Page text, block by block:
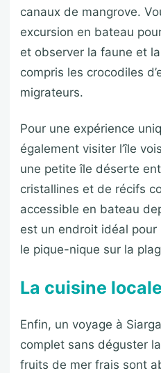
canaux de mangrove.
excursion en bateau
et observer la faune et
compris les crocodiles
migrateurs.
Pour une expérience
également visiter l’île
une petite île déserte
cristallines et de récifs
accessible en bateau
est un endroit idéal
le pique-nique sur la
La cuisine locale
Enfin, un voyage à
complet sans déguster
fruits de mer frais sont